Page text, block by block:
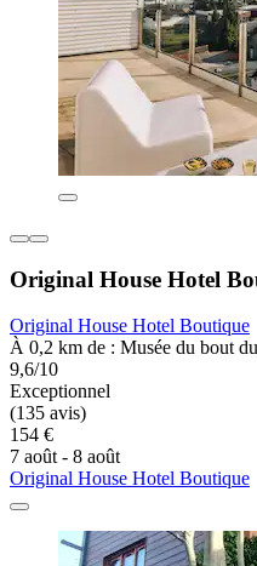
Original House Hotel
Original House Hotel Boutique
À 0,2 km de : Musée du bout
9,6/10
Exceptionnel
(135 avis)
154 €
7 août - 8 août
Original House Hotel Boutique